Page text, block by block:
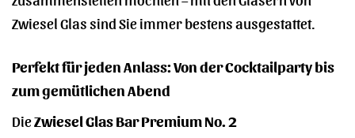
Zwiesel Glas sind Sie immer bestens ausgestattet.
Perfekt für jeden Anlass: Von der Cocktailparty bis
zum gemütlichen Abend
DieZwiesel Glas Bar Premium No. 2